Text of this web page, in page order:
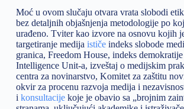
Moć u ovom slučaju otvara vrata slobodi
bez detaljnih objašnjenja metodologije po
urađeno. Tviter kao izvore na osnovu kojih
targetiranje medija ističeindeks slobode
granica, Freedom House, indeks
Intelligence Unit-a, izveštaj o medijskim
centra za novinarstvo, Komitet za zaštitu
okvir za procenu razvoja medija i
i konsultacijekoje je obavio sa „brojnim